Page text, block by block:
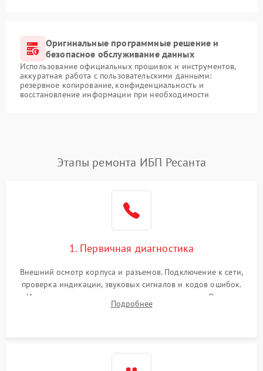
Оригинальные программные решение и
безопасное обслуживание данных
Использование официальных прошивок и инструментов,
аккуратная работа с пользовательскими данными:
резервное копирование, конфиденциальность и
восстановление информации при необходимости
Этапы ремонта ИБП Ресанта
1. Первичная диагностика
Внешний осмотр корпуса и разъемов. Подключение к сети,
проверка индикации, звуковых сигналов и кодов ошибок.
Измерение входного и выходного напряжения. Оценка
реакции ИБП на отключение основного питания без
Подробнее